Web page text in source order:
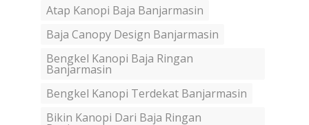
Atap Kanopi Baja Banjarmasin
Baja Canopy Design Banjarmasin
Bengkel Kanopi Baja Ringan
Banjarmasin
Bengkel Kanopi Terdekat Banjarmasin
Bikin Kanopi Dari Baja Ringan